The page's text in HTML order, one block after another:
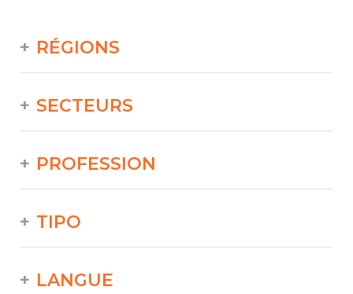
RÉGIONS
SECTEURS
PROFESSION
TIPO
LANGUE